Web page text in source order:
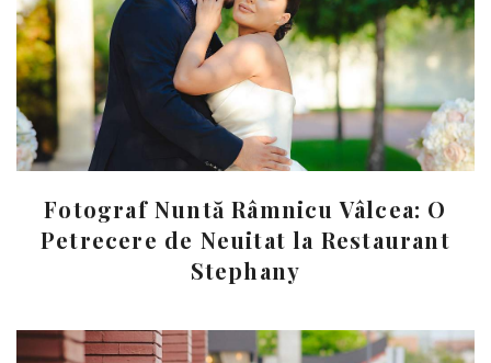
Fotograf Nuntă Râmnicu Vâlcea: O
Petrecere de Neuitat la Restaurant
Stephany